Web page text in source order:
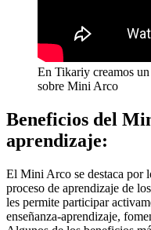
En Tikariy creamos
sobre Mini Arco
Beneficios del
aprendizaje:
El Mini Arco se destaca por
proceso de aprendizaje de
les permite participar
enseñanza-aprendizaje,